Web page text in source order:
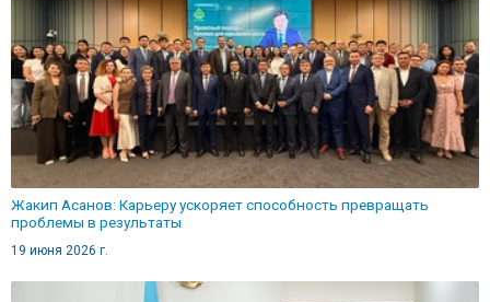
Жакип Асанов: Карьеру ускоряет способность превращать
проблемы в результаты
19 июня 2026 г.